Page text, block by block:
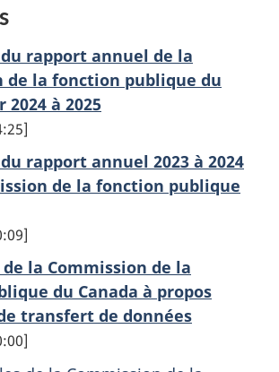
rapport annuel de la
de la fonction publique du
2024 à 2025
rapport annuel 2023 à 2024
de la fonction publique
la Commission de la
du Canada à propos
transfert de données